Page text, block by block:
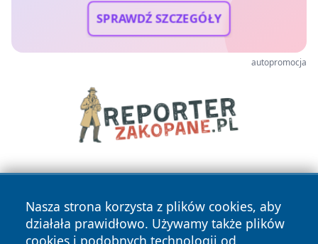
SPRAWDŹ SZCZEGÓŁY
autopromocja
Nasza strona korzysta z plików cookies, aby
działała prawidłowo. Używamy także plików
cookies i podobnych technologii od